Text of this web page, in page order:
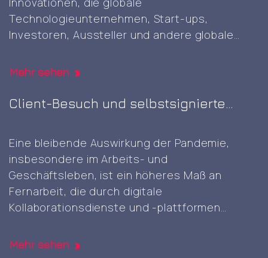
Technologieunternehmen, Start-ups,
Investoren, Aussteller und andere globale
Cybersicherheits- und digitale Technologien
voranzutreiben. Es war die erste GITEX-Messe
in Europa. Es war großartig, diese gut geplante
Vielzahl von innovativen…Attending
the
first
GITEX
AI
Mehr sehen
Client-Besuch und selbstsignierte
Eine bleibende Auswirkung der Pandemie,
insbesondere im Arbeits- und
Geschäftsleben, ist ein höheres Maß an
Fernarbeit, die durch digitale
Kollaborationsdienste und -plattformen
gelegentliche physische Anwesenheit von
Mehr sehen